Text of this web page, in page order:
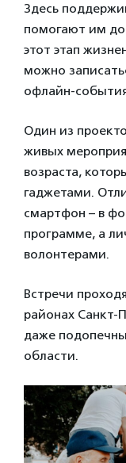
Здесь
помогают им
этот этап
можно
офлайн-
Один из
живых
возраста,
гаджетами.
смартфон – в
программе, а
волонтерами.
Встречи
районах Санкт-
даже
области.